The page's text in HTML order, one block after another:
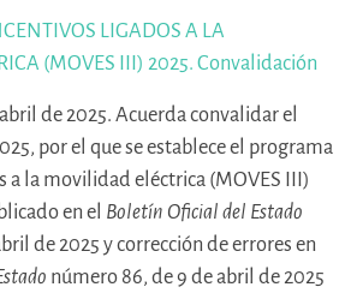
LIGADOS A LA
(MOVES III) 2025. Convalidación
de 2025. Acuerda convalidar el
por el que se establece el programa
a la movilidad eléctrica (MOVES III)
en el Boletín Oficial del Estado
de 2025 y corrección de errores en
número 86, de 9 de abril de 2025